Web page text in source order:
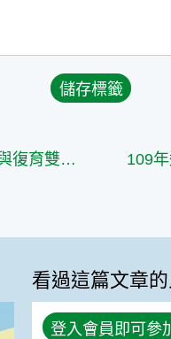
找回原住民傳統農耕知識與飲食文化 典藏與復育雙管齊下
109
看過這篇文章
登入會員即可參